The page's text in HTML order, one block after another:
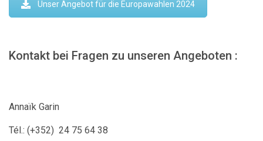
Unser Angebot für die Europawahlen 2024
Kontakt bei Fragen zu unseren Angeboten :
Annaïk Garin
Tél.: (+352) 24 75 64 38